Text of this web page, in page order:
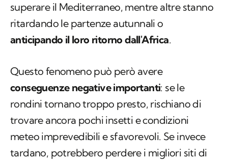
superare il Mediterraneo, mentre altre stanno
ritardando le partenze autunnali o
anticipando il loro ritorno dall'Africa.
Questo fenomeno può però avere
conseguenze negative importanti: se le
rondini tornano troppo presto, rischiano di
trovare ancora pochi insetti e condizioni
meteo imprevedibili e sfavorevoli. Se invece
tardano, potrebbero perdere i migliori siti di